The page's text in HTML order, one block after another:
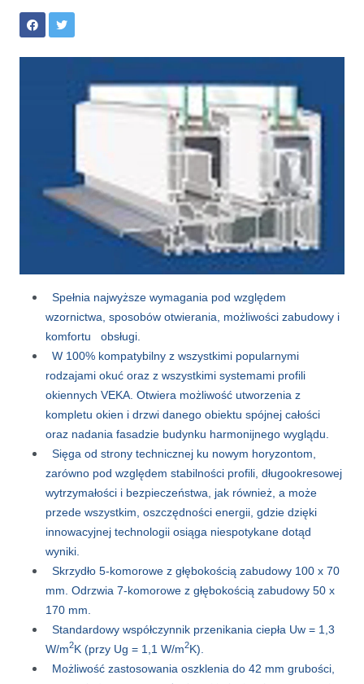
Spełnia najwyższe wymagania pod względem
wzornictwa, sposobów otwierania, możliwości zabudowy i
komfortu obsługi.
W 100% kompatybilny z wszystkimi popularnymi
rodzajami okuć oraz z wszystkimi systemami profili
okiennych VEKA. Otwiera możliwość utworzenia z
kompletu okien i drzwi danego obiektu spójnej całości
oraz nadania fasadzie budynku harmonijnego wyglądu.
Sięga od strony technicznej ku nowym horyzontom,
zarówno pod względem stabilności profili, długookresowej
wytrzymałości i bezpieczeństwa, jak również, a może
przede wszystkim, oszczędności energii, gdzie dzięki
innowacyjnej technologii osiąga niespotykane dotąd
wyniki.
Skrzydło 5-komorowe z głębokością zabudowy 100 x 70
mm. Odrzwia 7-komorowe z głębokością zabudowy 50 x
170 mm.
Standardowy współczynnik przenikania ciepła Uw = 1,3
W/m2K (przy Ug = 1,1 W/m2K).
Możliwość zastosowania oszklenia do 42 mm grubości,